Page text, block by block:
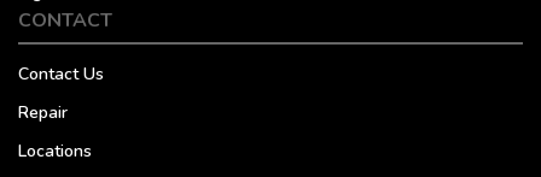
CONTACT
Contact Us
Repair
Locations